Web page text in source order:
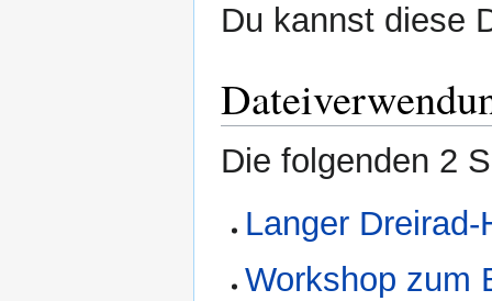
Du kannst diese
Die folgenden 2
Langer
Workshop zum